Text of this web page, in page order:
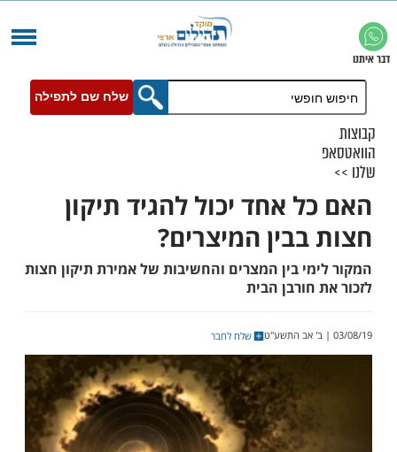
שלח שם לתפילה
אחד יכול להגיד תיקון
המיצרים?
בין המצרים והחשיבות של אמירת תיקון חצות
הבית
שלח לחבר